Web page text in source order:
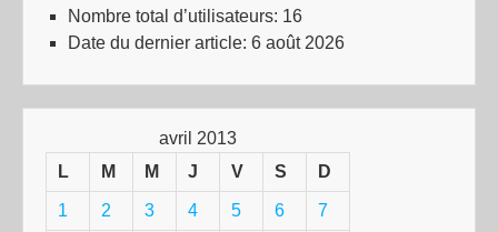
Nombre total d’utilisateurs: 16
Date du dernier article: 6 août 2026
avril 2013
L
M M J V S D
1 2 3 4 5 6 7